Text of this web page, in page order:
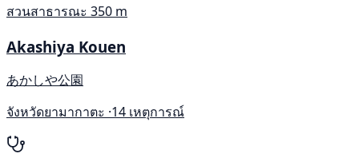
สวนสาธารณะ 350 m
Akashiya Kouen
あかしや公園
จังหวัดยามากาตะ ·14 เหตุการณ์